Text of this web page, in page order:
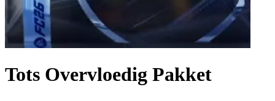
Tots Overvloedig Pakket